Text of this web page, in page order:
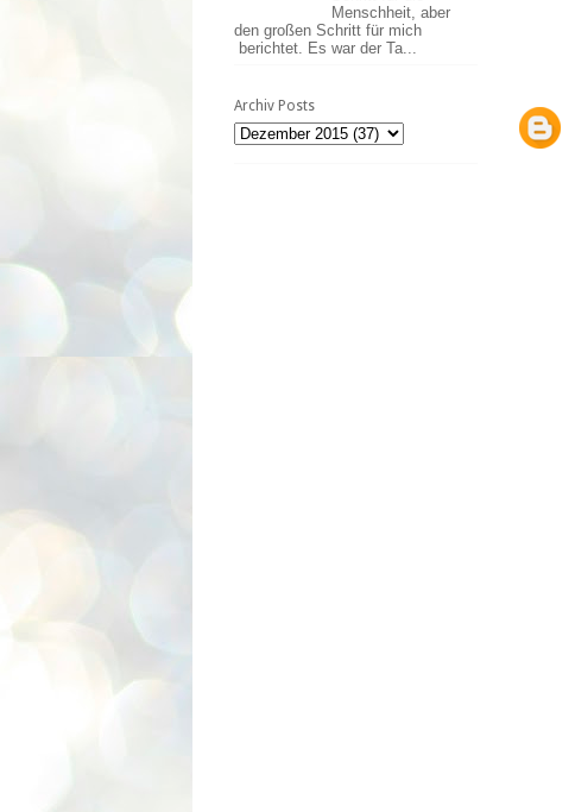
Menschheit, aber
den großen Schritt für mich
berichtet. Es war der Ta...
Archiv Posts